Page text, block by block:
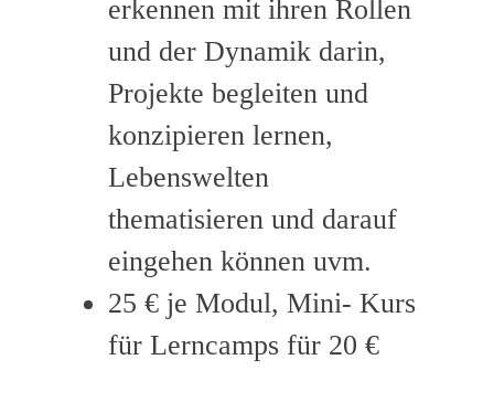
erkennen mit ihren Rollen
und der Dynamik darin,
Projekte begleiten und
konzipieren lernen,
Lebenswelten
thematisieren und darauf
eingehen können uvm.
25 € je Modul, Mini- Kurs
für Lerncamps für 20 €